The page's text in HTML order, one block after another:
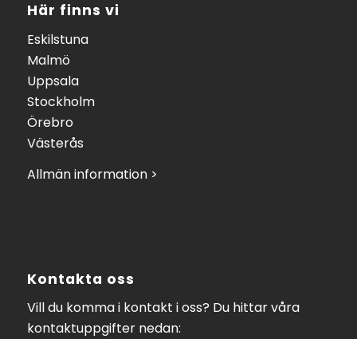
Här finns vi
Eskilstuna
Malmö
Uppsala
Stockholm
Örebro
Västerås
Allmän information >
Kontakta oss
Vill du komma i kontakt i oss? Du hittar våra
kontaktuppgifter nedan: